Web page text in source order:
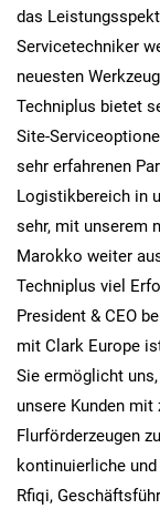
das
Servicetechniker
neuesten
Techniplus bietet
Site-
sehr erfahrenen
Logistikbereich in
sehr, mit unserem
Marokko weiter
Techniplus viel
President & CEO
mit Clark Europe
Sie ermöglicht
unsere Kunden
Flurförderzeugen
kontinuierliche
Rfiqi,